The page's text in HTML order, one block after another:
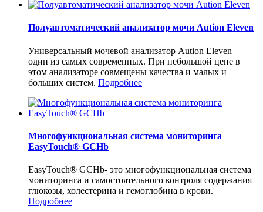
Полуавтоматический анализатор мочи Aution Eleven
Универсальный мочевой анализатор Aution Eleven –
один из самых современных. При небольшой цене в
этом анализаторе совмещены качества и малых и
больших систем. Подробнее
Многофункциональная система мониторинга
EasyTouch® GCHb
EasyTouch® GCHb- это многофункциональная система
мониторинга и самостоятельного контроля содержания
глюкозы, холестерина и гемоглобина в крови.
Подробнее